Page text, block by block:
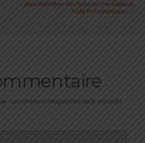
2ème Marathon Des Gabizos: Une Épreuve
Rude Et Authentique!
Les champs obligatoires sont indiqués